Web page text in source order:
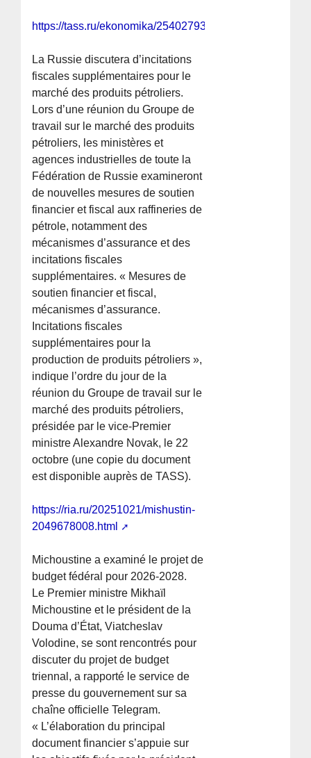
https://tass.ru/ekonomika/25402793
La Russie discutera d’incitations
fiscales supplémentaires pour le
marché des produits pétroliers.
Lors d’une réunion du Groupe de
travail sur le marché des produits
pétroliers, les ministères et
agences industrielles de toute la
Fédération de Russie examineront
de nouvelles mesures de soutien
financier et fiscal aux raffineries de
pétrole, notamment des
mécanismes d’assurance et des
incitations fiscales
supplémentaires. « Mesures de
soutien financier et fiscal,
mécanismes d’assurance.
Incitations fiscales
supplémentaires pour la
production de produits pétroliers »,
indique l’ordre du jour de la
réunion du Groupe de travail sur le
marché des produits pétroliers,
présidée par le vice-Premier
ministre Alexandre Novak, le 22
octobre (une copie du document
est disponible auprès de TASS).
https://ria.ru/20251021/mishustin-
2049678008.html
Michoustine a examiné le projet de
budget fédéral pour 2026-2028.
Le Premier ministre Mikhaïl
Michoustine et le président de la
Douma d’État, Viatcheslav
Volodine, se sont rencontrés pour
discuter du projet de budget
triennal, a rapporté le service de
presse du gouvernement sur sa
chaîne officielle Telegram.
« L’élaboration du principal
document financier s’appuie sur